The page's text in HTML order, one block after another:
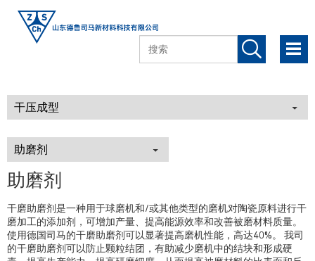
助磨剂
干磨助磨剂是一种用于球磨机和/或其他类型的磨机对陶瓷原料进行干
磨加工的添加剂，可增加产量、提高能源效率和改善被磨材料质量。
使用德国司马的干磨助磨剂可以显著提高磨机性能，高达40%。 我司
的干磨助磨剂可以防止颗粒结团，有助减少磨机中的结块和形成硬